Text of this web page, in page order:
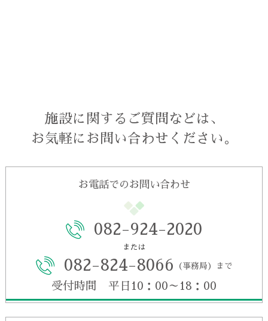
施設に関するご質問などは、
お気軽にお問い合わせください。
お電話でのお問い合わせ
082-924-2020
または
082-824-8066 （事務局）まで
受付時間 平日10：00～18：00